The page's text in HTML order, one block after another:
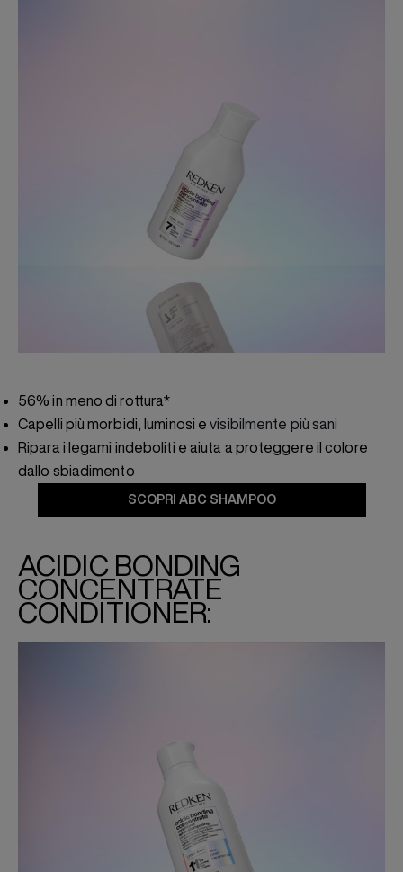
56% in meno di rottura*
Capelli più morbidi, luminosi evisibilmente più sani
Ripara i legami indeboliti e aiuta a proteggere il colore
dallo sbiadimento
SCOPRI ABC SHAMPOO
ACIDIC BONDING
CONCENTRATE
CONDITIONER: